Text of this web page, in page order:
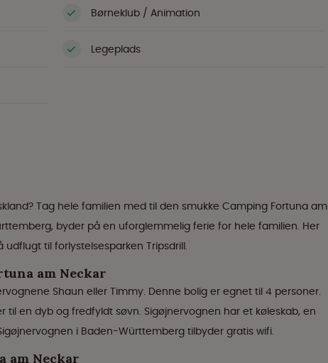
Børneklub / Animation
Legeplads
Tag hele familien med til den smukke Camping Fortuna am
byder på en uforglemmelig ferie for hele familien. Her
til forlystelsesparken Tripsdrill.
am Neckar
Shaun eller Timmy. Denne bolig er egnet til 4 personer.
en dyb og fredfyldt søvn. Sigøjnervognen har et køleskab, en
i Baden-Württemberg tilbyder gratis wifi.
am Neckar